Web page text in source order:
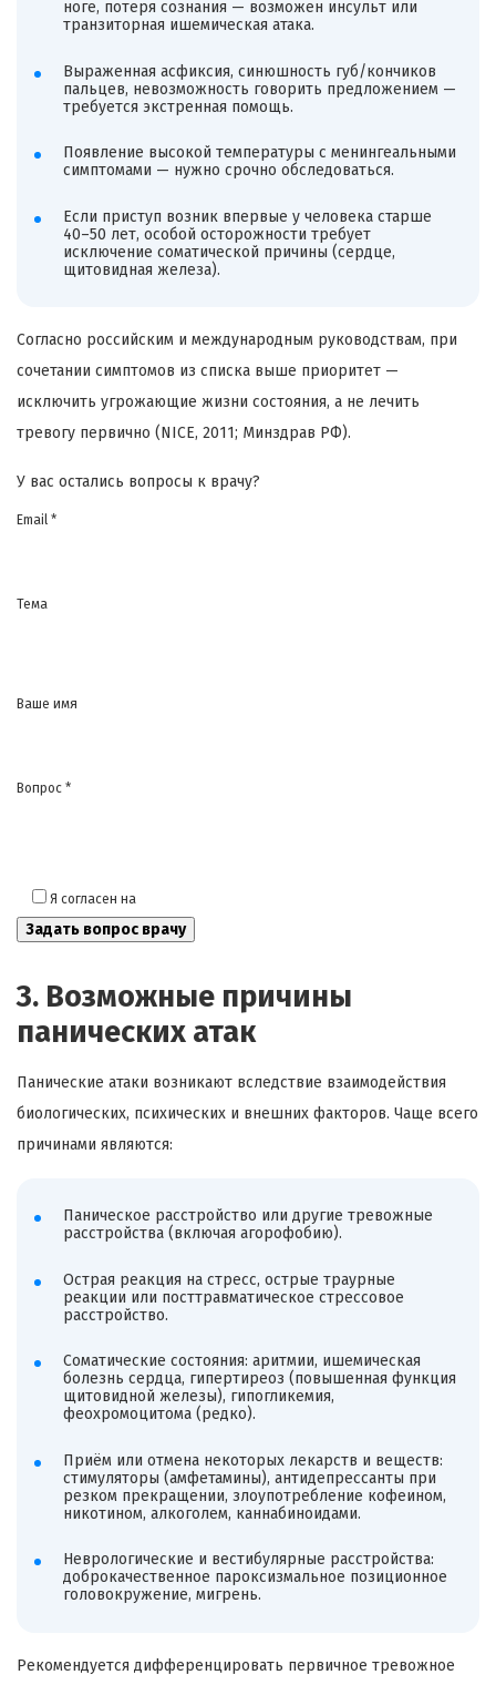
ноге, потеря сознания — возможен инсульт или
транзиторная ишемическая атака.
Выраженная асфиксия, синюшность губ/кончиков
пальцев, невозможность говорить предложением —
требуется экстренная помощь.
Появление высокой температуры с менингеальными
симптомами — нужно срочно обследоваться.
Если приступ возник впервые у человека старше
40–50 лет, особой осторожности требует
исключение соматической причины (сердце,
щитовидная железа).
Согласно российским и международным руководствам, при
сочетании симптомов из списка выше приоритет —
исключить угрожающие жизни состояния, а не лечить
тревогу первично (NICE, 2011; Минздрав РФ).
У вас остались вопросы к врачу?
Email *
Тема
Ваше имя
Вопрос *
Я согласен на
3. Возможные причины
панических атак
Панические атаки возникают вследствие взаимодействия
биологических, психических и внешних факторов. Чаще всего
причинами являются:
Паническое расстройство или другие тревожные
расстройства (включая агорофобию).
Острая реакция на стресс, острые траурные
реакции или посттравматическое стрессовое
расстройство.
Соматические состояния: аритмии, ишемическая
болезнь сердца, гипертиреоз (повышенная функция
щитовидной железы), гипогликемия,
феохромоцитома (редко).
Приём или отмена некоторых лекарств и веществ:
стимуляторы (амфетамины), антидепрессанты при
резком прекращении, злоупотребление кофеином,
никотином, алкоголем, каннабиноидами.
Неврологические и вестибулярные расстройства:
доброкачественное пароксизмальное позиционное
головокружение, мигрень.
Рекомендуется дифференцировать первичное тревожное